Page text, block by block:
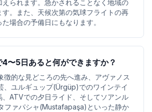
られます。急かされることなく地域の
。また、天候次第の気球フライトの再
場合の予備日にもなります。
〜5日あると何ができますか？
徴的な見どころの先へ進み、アヴァノス
、ユルギュップ(Ürgüp)でのワインテイ
、ATVでの夕日ライド、そしてソアンル
ファパシャ(Mustafapaşa)といった静か